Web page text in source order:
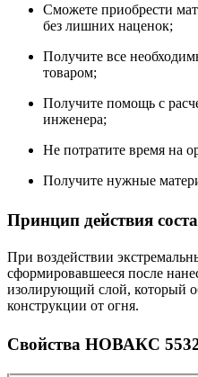
Сможете приобрести
без лишних наценок;
Получите все
товаром;
Получите помощь с
инженера;
Не потратите время на
Получите нужные
Принцип действия
При воздействии
сформировавшееся после
изолирующий слой, который
конструкции от огня.
Свойства НОВАКС